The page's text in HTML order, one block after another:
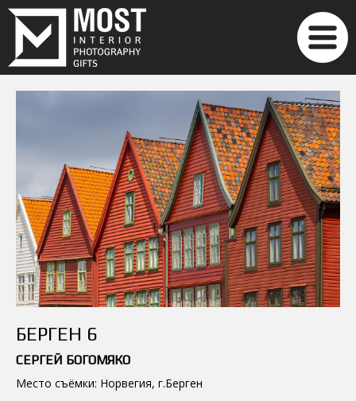
БЕРГЕН 6
СЕРГЕЙ БОГОМЯКО
Место съёмки: Норвегия, г.Берген